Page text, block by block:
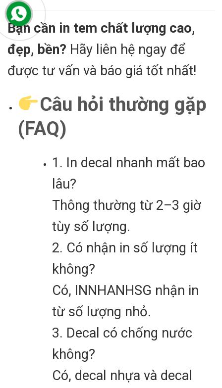
Bạn cần in tem chất lượng cao,
đẹp, bền? Hãy liên hệ ngay để
được tư vấn và báo giá tốt nhất!
Câu hỏi thường gặp
(FAQ)
1. In decal nhanh mất bao
lâu?
Thông thường từ 2–3 giờ
tùy số lượng.
2. Có nhận in số lượng ít
không?
Có, INNHANHSG nhận in
từ số lượng nhỏ.
3. Decal có chống nước
không?
Có, decal nhựa và decal